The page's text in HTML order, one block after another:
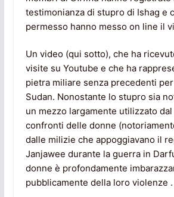
testimonianza di stupro di Ishag e
permesso hanno messo on line il
Un video (qui sotto), che ha
visite su Youtube e che ha
pietra miliare senza precedenti
Sudan. Nonostante lo stupro sia
un mezzo largamente utilizzato
confronti delle donne
dalle milizie che appoggiavano il
Janjawee durante la guerra in
donne è profondamente
pubblicamente della loro violenze .